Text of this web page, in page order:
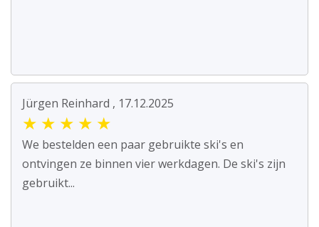
Jürgen Reinhard , 17.12.2025
★ ★ ★ ★ ★
We bestelden een paar gebruikte ski's en
ontvingen ze binnen vier werkdagen. De ski's zijn
gebruikt...